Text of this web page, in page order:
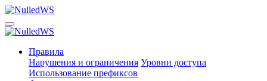
Правила
Нарушения и ограничения Уровни доступа
Использование префиксов